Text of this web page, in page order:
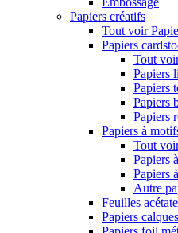
Papiers créatifs
Tout voir
Papiers
Tout
Papiers
Papiers
Papiers
Papiers
Papiers à
Tout
Papiers
Papiers
Autre
Feuilles
Papiers